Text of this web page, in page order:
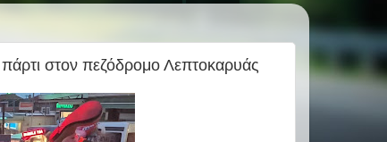
στον πεζόδρομο Λεπτοκαρυάς